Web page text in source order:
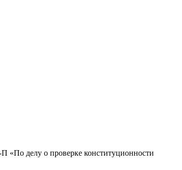
«По делу о проверке конституционности